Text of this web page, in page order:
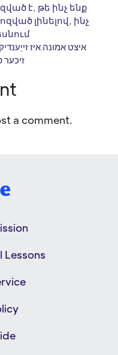
է, թե ինչ ենք
լինելով, ինչ
איצט אמונה איז
זיכער
a comment.
Lessons